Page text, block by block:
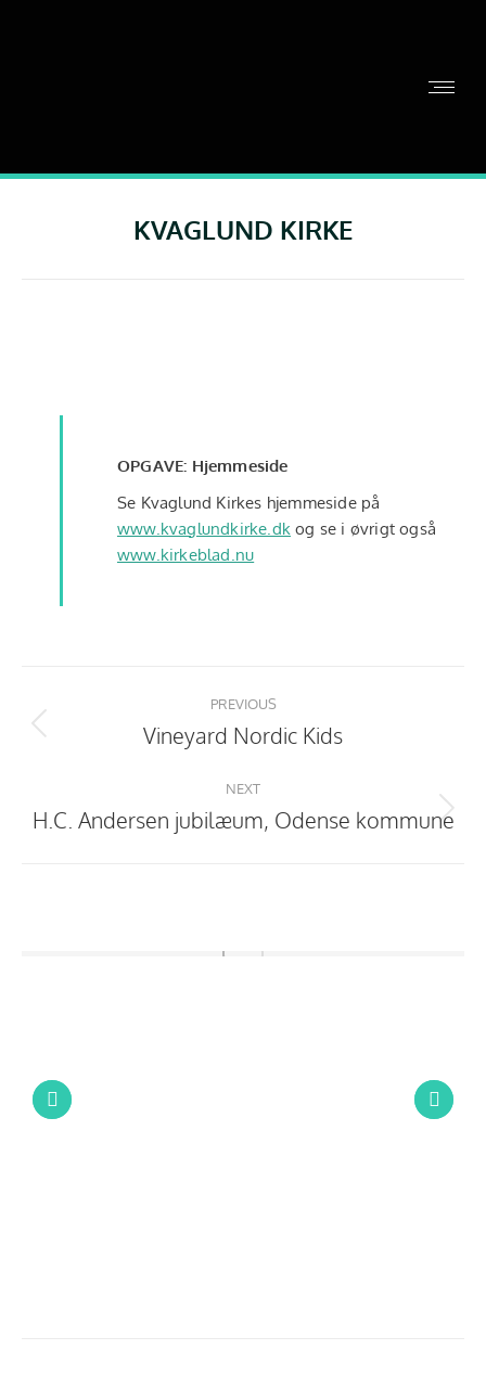
KVAGLUND KIRKE
OPGAVE: Hjemmeside
Se Kvaglund Kirkes hjemmeside på
www.kvaglundkirke.dk og se i øvrigt også
www.kirkeblad.nu
navigation
PREVIOUS
Previous
Vineyard Nordic Kids
NEXT
Next
H.C. Andersen jubilæum, Odense kommune